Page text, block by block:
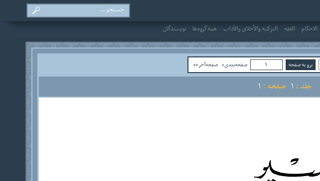
الاحکام الفقه التزكية والأخلاق والآداب همه‌گروه‌ها نویسندگان
صفحه‌بعدی» صفحه‌آخر»»
جلد : صفحه :